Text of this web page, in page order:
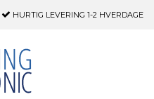
HURTIG LEVERING 1-2 HVERDAGE